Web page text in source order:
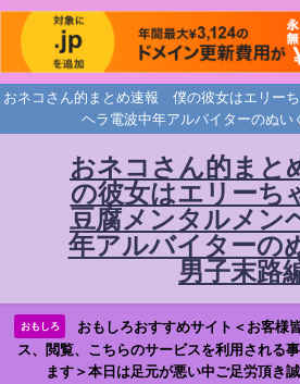
おネコさん的まとめ速報 僕の彼女はエリー
ヘラ電波中年アルバイターのぬい
おネコさん的ま
の彼女はエリーち
豆腐メンタルメン
年アルバイターの
男子末路
おもしろ
おもしろおすすめサイト＜お客様
ス、閲覧、こちらのサービスを利用される
ます＞本日は足元が悪い中ご足労頂き